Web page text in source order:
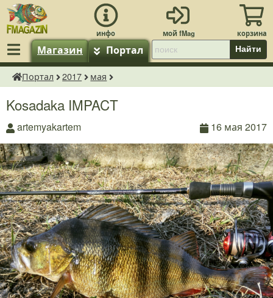
Магазин Портал Найти
fMagazin.ru
Портал 2017 мая
Kosadaka IMPACT
artemyakartem 16 мая 2017